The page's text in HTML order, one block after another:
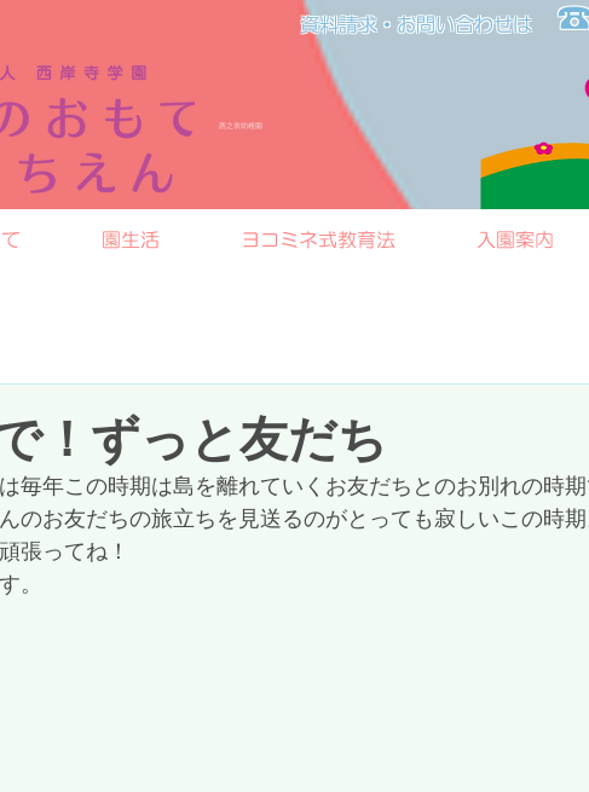
資料請求・お問い合わせは​​
​西之表幼稚園
園生活 ヨコミネ式教育法 入園案内
！ずっと友だち
毎年この時期は島を離れていくお友だちとのお別れの時
のお友だちの旅立ちを見送るのがとっても寂しいこの時
張ってね！
。